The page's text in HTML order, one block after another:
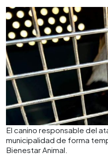
El canino responsable del
municipalidad de forma
Bienestar Animal.